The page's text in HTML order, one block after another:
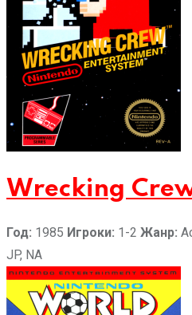
Wrecking
Год: 1985 Игроки: 1-2 Жанр:
JP, NA